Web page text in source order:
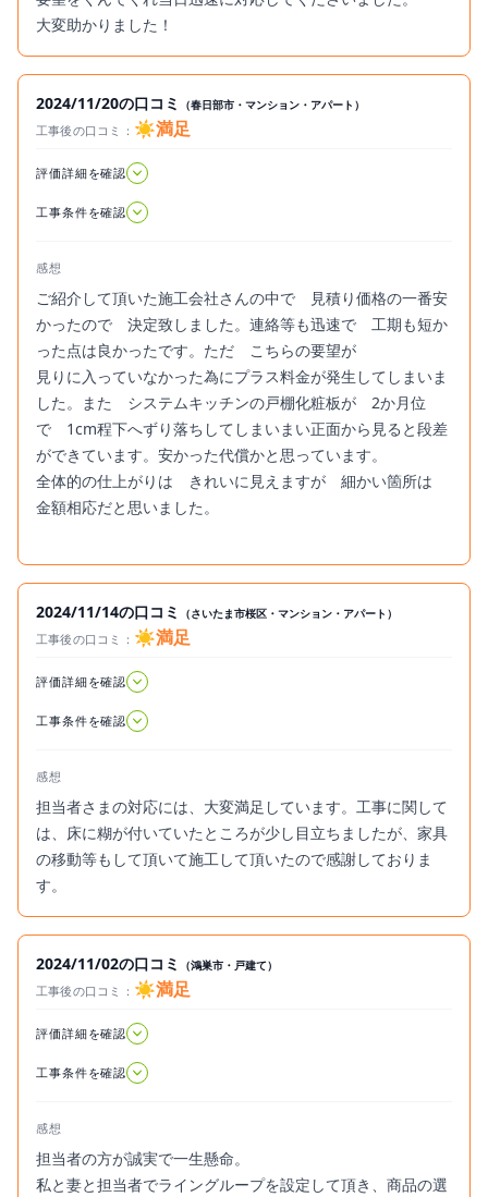
大変助かりました！
2024/11/20の口コミ （春日部市・マンション・アパート）
工事後の口コミ： ☀️満足
評価詳細を確認
工事条件を確認
感想
ご紹介して頂いた施工会社さんの中で 見積り価格の一番安
かったので 決定致しました。連絡等も迅速で 工期も短か
った点は良かったです。ただ こちらの要望が
見りに入っていなかった為にプラス料金が発生してしまいま
した。また システムキッチンの戸棚化粧板が 2か月位
で 1cm程下へずり落ちしてしまいまい正面から見ると段差
ができています。安かった代償かと思っています。
全体的の仕上がりは きれいに見えますが 細かい箇所は
金額相応だと思いました。
2024/11/14の口コミ （さいたま市桜区・マンション・アパート）
工事後の口コミ： ☀️満足
評価詳細を確認
工事条件を確認
感想
担当者さまの対応には、大変満足しています。工事に関して
は、床に糊が付いていたところが少し目立ちましたが、家具
の移動等もして頂いて施工して頂いたので感謝しておりま
す。
2024/11/02の口コミ （鴻巣市・戸建て）
工事後の口コミ： ☀️満足
評価詳細を確認
工事条件を確認
感想
担当者の方が誠実で一生懸命。
私と妻と担当者でライングループを設定して頂き、商品の選